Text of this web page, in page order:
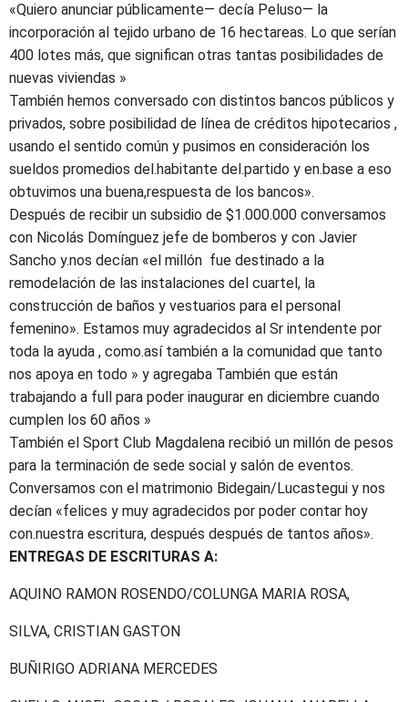
«Quiero anunciar públicamente— decía Peluso— la
incorporación al tejido urbano de 16 hectareas. Lo que serían
400 lotes más, que significan otras tantas posibilidades de
nuevas viviendas »
También hemos conversado con distintos bancos públicos y
privados, sobre posibilidad de línea de créditos hipotecarios ,
usando el sentido común y pusimos en consideración los
sueldos promedios del.habitante del.partido y en.base a eso
obtuvimos una buena,respuesta de los bancos».
Después de recibir un subsidio de $1.000.000 conversamos
con Nicolás Domínguez jefe de bomberos y con Javier
Sancho y.nos decían «el millón fue destinado a la
remodelación de las instalaciones del cuartel, la
construcción de baños y vestuarios para el personal
femenino». Estamos muy agradecidos al Sr intendente por
toda la ayuda , como.así también a la comunidad que tanto
nos apoya en todo » y agregaba También que están
trabajando a full para poder inaugurar en diciembre cuando
cumplen los 60 años »
También el Sport Club Magdalena recibió un millón de pesos
para la terminación de sede social y salón de eventos.
Conversamos con el matrimonio Bidegain/Lucastegui y nos
decían «felices y muy agradecidos por poder contar hoy
con.nuestra escritura, después después de tantos años».
ENTREGAS DE ESCRITURAS A:
AQUINO RAMON ROSENDO/COLUNGA MARIA ROSA,
SILVA, CRISTIAN GASTON
BUÑIRIGO ADRIANA MERCEDES